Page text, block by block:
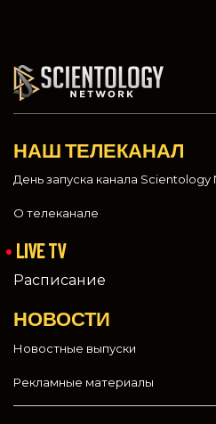
НАШ ТЕЛЕКАНАЛ
День запуска канала
О телеканале
LIVE TV
Расписание
НОВОСТИ
Новостные выпуски
Рекламные материалы